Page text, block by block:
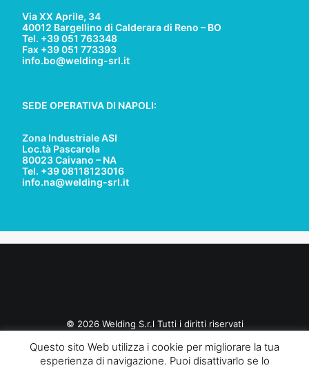
Via XX Aprile, 34
40012 Bargellino di Calderara di Reno – BO
Tel. +39 051 763348
Fax +39 051 773393
info.bo@welding-srl.it
SEDE OPERATIVA DI NAPOLI:
Zona Industriale ASI
Loc.tà Pascarola
80023 Caivano – NA
Tel. +39 08118123016
info.na@welding-srl.it
© 2026 Welding S.r.l Tutti i diritti riservati
Questo sito Web utilizza i cookie per migliorare la tua
esperienza di navigazione. Puoi disattivarlo se lo